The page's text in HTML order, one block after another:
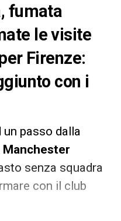
fumata
le visite
Firenze:
con i
un passo dalla
Manchester
senza squadra
con il club